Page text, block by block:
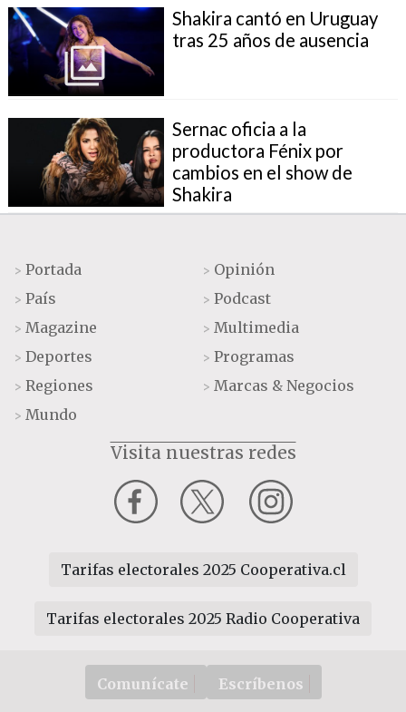
Shakira cantó en Uruguay
tras 25 años de ausencia
Sernac oficia a la
productora Fénix por
cambios en el show de
Shakira
> Portada
> País
> Magazine
> Deportes
> Regiones
> Mundo
> Opinión
> Podcast
> Multimedia
> Programas
> Marcas & Negocios
Visita nuestras redes
Tarifas electorales 2025 Cooperativa.cl
Tarifas electorales 2025 Radio Cooperativa
Comunícate Escríbenos